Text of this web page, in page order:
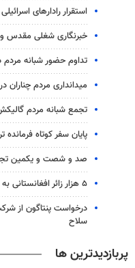
استقرار رادارهای
خبرنگاری شغلی مقدس و
تداوم حضور شبانه مردم
میدانداری مردم
تجمع شبانه مردم گالیکش
پایان سفر کوتاه
صد و شصت و یکمین
۵ هزار زائر افغانستانی به قصد زیارت عتبات در عراق وارد دوغارون شدند
درخواست پنتاگون از
سلاح
پربازدیدترین ها